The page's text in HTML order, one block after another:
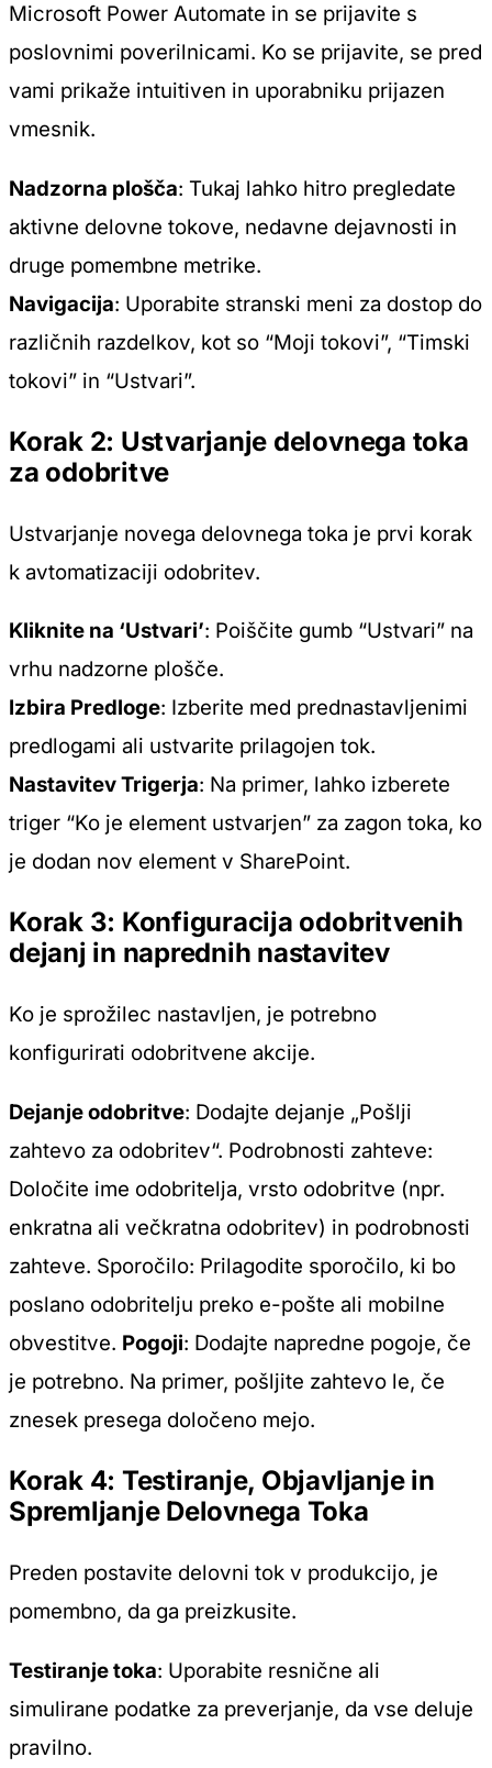
Microsoft Power Automate in se prijavite s
poslovnimi poverilnicami. Ko se prijavite, se pred
vami prikaže intuitiven in uporabniku prijazen
vmesnik.
Nadzorna plošča: Tukaj lahko hitro pregledate
aktivne delovne tokove, nedavne dejavnosti in
druge pomembne metrike.
Navigacija: Uporabite stranski meni za dostop do
različnih razdelkov, kot so “Moji tokovi”, “Timski
tokovi” in “Ustvari”.
Korak 2: Ustvarjanje delovnega toka
za odobritve
Ustvarjanje novega delovnega toka je prvi korak
k avtomatizaciji odobritev.
Kliknite na ‘Ustvari’: Poiščite gumb “Ustvari” na
vrhu nadzorne plošče.
Izbira Predloge: Izberite med prednastavljenimi
predlogami ali ustvarite prilagojen tok.
Nastavitev Trigerja: Na primer, lahko izberete
triger “Ko je element ustvarjen” za zagon toka, ko
je dodan nov element v SharePoint.
Korak 3: Konfiguracija odobritvenih
dejanj in naprednih nastavitev
Ko je sprožilec nastavljen, je potrebno
konfigurirati odobritvene akcije.
Dejanje odobritve: Dodajte dejanje „Pošlji
zahtevo za odobritev“. Podrobnosti zahteve:
Določite ime odobritelja, vrsto odobritve (npr.
enkratna ali večkratna odobritev) in podrobnosti
zahteve. Sporočilo: Prilagodite sporočilo, ki bo
poslano odobritelju preko e-pošte ali mobilne
obvestitve. Pogoji: Dodajte napredne pogoje, če
je potrebno. Na primer, pošljite zahtevo le, če
znesek presega določeno mejo.
Korak 4: Testiranje, Objavljanje in
Spremljanje Delovnega Toka
Preden postavite delovni tok v produkcijo, je
pomembno, da ga preizkusite.
Testiranje toka: Uporabite resnične ali
simulirane podatke za preverjanje, da vse deluje
pravilno.